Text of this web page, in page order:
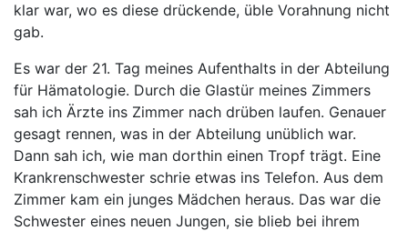
klar war, wo es diese drückende, üble Vorahnung nicht
gab.
Es war der 21. Tag meines Aufenthalts in der Abteilung
für Hämatologie. Durch die Glastür meines Zimmers
sah ich Ärzte ins Zimmer nach drüben laufen. Genauer
gesagt rennen, was in der Abteilung unüblich war.
Dann sah ich, wie man dorthin einen Tropf trägt. Eine
Krankrenschwester schrie etwas ins Telefon. Aus dem
Zimmer kam ein junges Mädchen heraus. Das war die
Schwester eines neuen Jungen, sie blieb bei ihrem